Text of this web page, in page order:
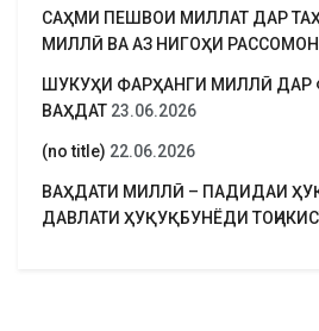
САҲМИ ПЕШВОИ МИЛЛАТ ДАР
МИЛЛӢ ВА АЗ НИГОҲИ РАССОМОН
ШУКУҲИ ФАРҲАНГИ МИЛЛӢ ДАР
ВАҲДАТ 23.06.2026
(no title) 22.06.2026
ВАҲДАТИ МИЛЛӢ – ПАДИДАИ
ДАВЛАТИ ҲУҚУҚБУНЁДИ